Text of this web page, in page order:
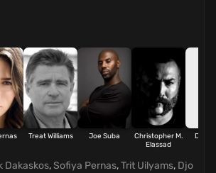
Treat Williams Joe Suba
Christopher M.
Elassad
Dan
Dakaskos,Sofiya Pernas,Trit Uilyams, Djo